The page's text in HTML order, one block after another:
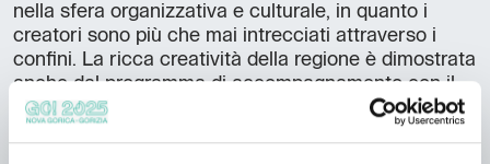
nella sfera organizzativa e culturale, in quanto i
creatori sono più che mai intrecciati attraverso i
confini. La ricca creatività della regione è dimostrata
anche dal programma di accompagnamento con il
marchio speciale GO! 2025 and friends, che spazia
dai concerti di star della musica internazionale sulla